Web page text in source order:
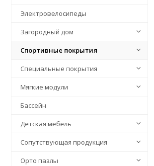
Электровелосипеды
Загородный дом
Спортивные покрытия
Специальные покрытия
Мягкие модули
Бассейн
Детская мебель
Сопутствующая продукция
Орто пазлы